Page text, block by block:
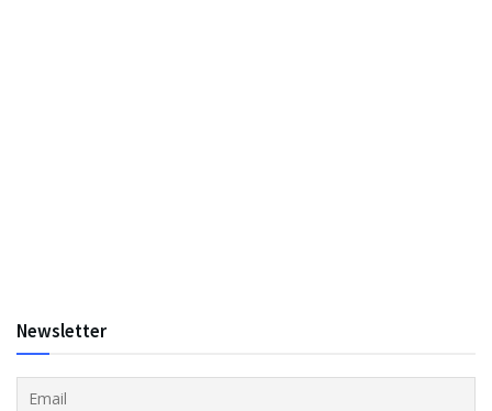
Newsletter